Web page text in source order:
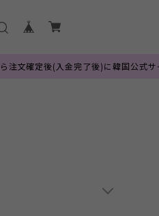
(入金完了後)に韓国公式サイトへ発